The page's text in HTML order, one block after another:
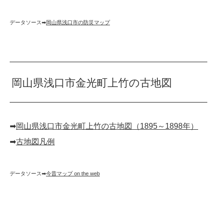
データソース➡︎岡山県浅口市の防災マップ
岡山県浅口市金光町上竹の古地図
➡︎岡山県浅口市金光町上竹の古地図（1895～1898年）
➡︎古地図凡例
データソース➡︎今昔マップ on the web